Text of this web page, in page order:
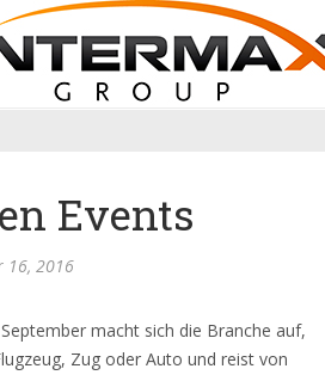
Events
16, 2016
September macht sich die Branche auf,
Zug oder Auto und reist von